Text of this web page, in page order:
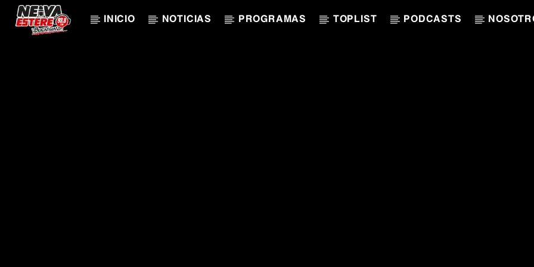
INICIO NOTICIAS PROGRAMAS TOPLIST PODCASTS